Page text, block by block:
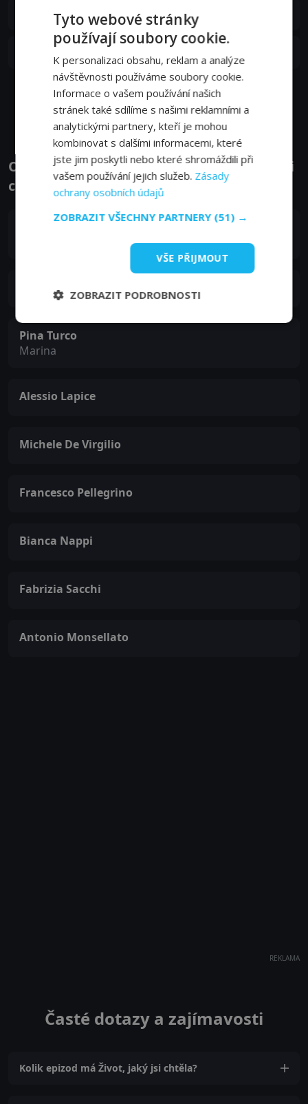
3. epizoda:3. díl
29. 05. 2024
Zobrazit další epizody
Obsazení filmu nebo pořadu Život, jaký jsi
chtěla - Herci a tvůrci
Giuseppe Zeno
Pina Turco
Marina
Alessio Lapice
Michele De Virgilio
Francesco Pellegrino
Bianca Nappi
Fabrizia Sacchi
Antonio Monsellato
REKLAMA
Časté dotazy a zajímavosti
Kolik epizod má Život, jaký jsi chtěla?
Tyto webové stránky
používají soubory cookie.
K personalizaci obsahu, reklam a analýze
návštěvnosti používáme soubory cookie.
Informace o vašem používání našich
stránek také sdílíme s našimi reklamními a
analytickými partnery, kteří je mohou
kombinovat s dalšími informacemi, které
jste jim poskytli nebo které shromáždili při
vašem používání jejich služeb. Zásady
ochrany osobních údajů
ZOBRAZIT VŠECHNY PARTNERY (51) →
VŠE PŘIJMOUT
ZOBRAZIT PODROBNOSTI